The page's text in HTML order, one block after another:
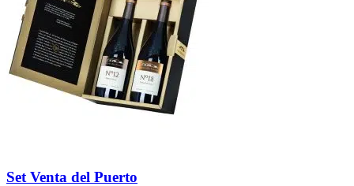
Set Venta del Puerto